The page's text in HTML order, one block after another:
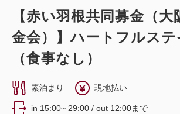
獲得ポイント 694~
禁煙 20.00m
【赤い羽根共同募金（大
金会）】ハートフルス
（食事なし）
素泊まり 現地払い
in 15:00~ 29:00 / out 12:00まで